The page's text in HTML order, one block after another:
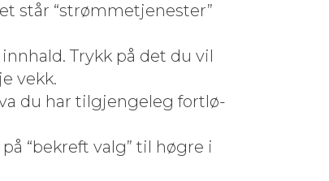
står “strøm­met­jen­ester”
Trykk på det du vil
vekk.
du har tilgjen­ge­leg fortlø­
“bekreft valg” til høgre i